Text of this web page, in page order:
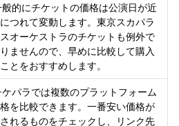
的にチケットの価格は公演日が近
つれて変動します。東京スカパラ
オーケストラのチケットも例外で
ませんので、早めに比較して購入
とをおすすめします。
パラでは複数のプラットフォーム
を比較できます。一番安い価格が
れるものをチェックし、リンク先